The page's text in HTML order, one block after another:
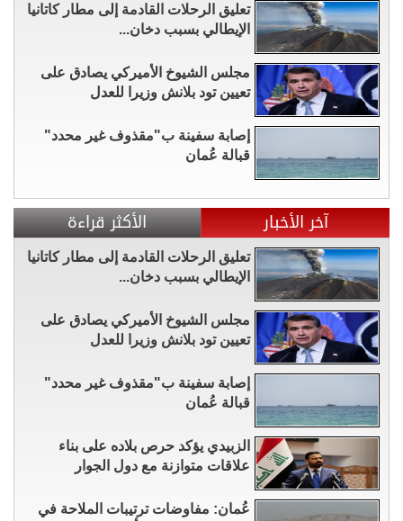
تعليق الرحلات القادمة إلى مطار كاتانيا
الإيطالي بسبب دخان...
مجلس الشيوخ الأميركي يصادق على
تعيين تود بلانش وزيرا للعدل
إصابة سفينة ب"مقذوف غير محدد"
قبالة عُمان
آخر الأخبار الأكثر قراءة
تعليق الرحلات القادمة إلى مطار كاتانيا
الإيطالي بسبب دخان...
مجلس الشيوخ الأميركي يصادق على
تعيين تود بلانش وزيرا للعدل
إصابة سفينة ب"مقذوف غير محدد"
قبالة عُمان
الزبيدي يؤكد حرص بلاده على بناء
علاقات متوازنة مع دول الجوار
عُمان: مفاوضات ترتيبات الملاحة في